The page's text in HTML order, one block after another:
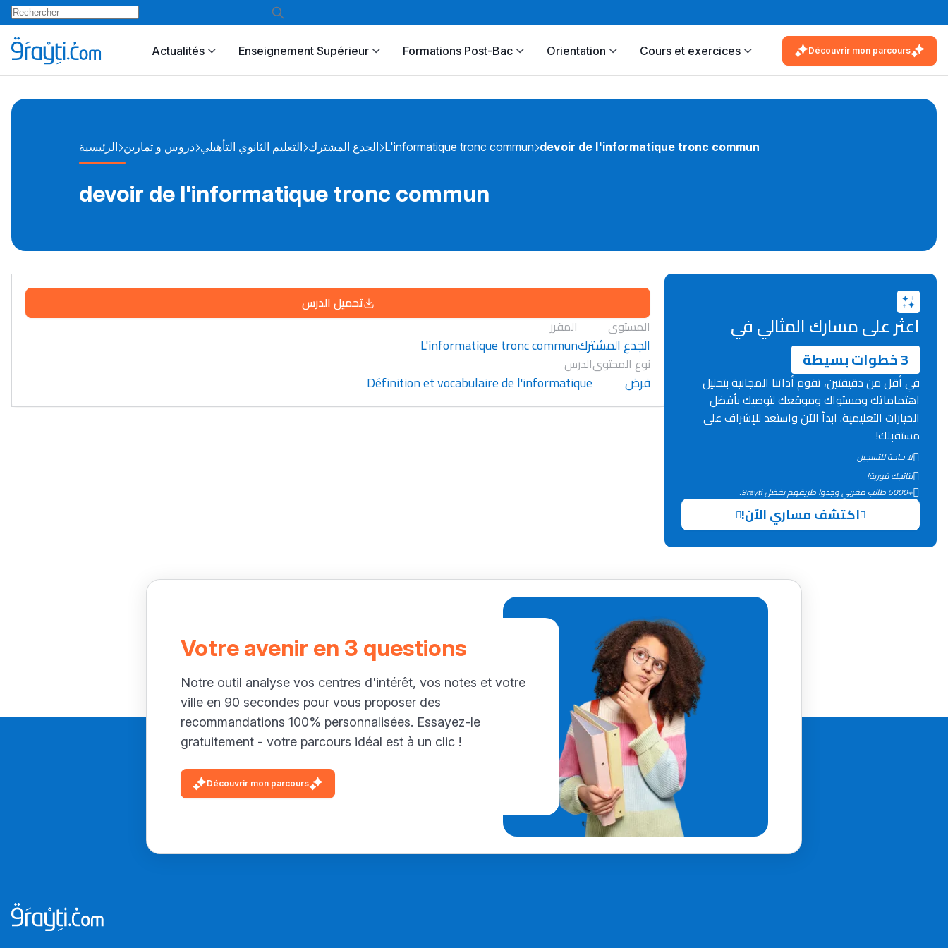
Actualités Enseignement Supérieur Formations Post-Bac Orientation Cours et exercices Découvrir mon parcours
الرئيسية دروس و تمارين التعليم الثانوي التأهيلي الجدع المشترك L'informatique tronc commun devoir de l'informatique tronc commun
devoir de l'informatique tronc commun
تحميل الدرس
المستوى
الجدع المشترك
المقرر
L'informatique tronc commun
نوع المحتوى
فرض
الدرس
Définition et vocabulaire de l'informatique
اعثر على مسارك المثالي في
3 خطوات بسيطة
في أقل من دقيقتين، تقوم أداتنا المجانية بتحليل
اهتماماتك ومستواك وموقعك لتوصيك بأفضل
الخيارات التعليمية. ابدأ الآن واستعد للإشراف على
مستقبلك!
لا حاجة للتسجيل
نتائجك فورية!
+5000 طالب مغربي وجدوا طريقهم بفضل 9rayti.
اكتشف مساري الآن!
Votre avenir en 3 questions
Notre outil analyse vos centres d'intérêt, vos notes et votre
ville en 90 secondes pour vous proposer des
recommandations 100% personnalisées. Essayez-le
gratuitement - votre parcours idéal est à un clic !
Découvrir mon parcours